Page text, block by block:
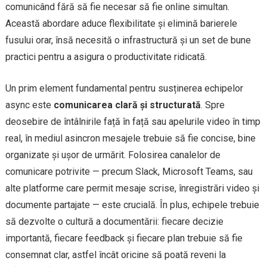
comunicând fără să fie necesar să fie online simultan.
Această abordare aduce flexibilitate și elimină barierele
fusului orar, însă necesită o infrastructură și un set de bune
practici pentru a asigura o productivitate ridicată.
Un prim element fundamental pentru susținerea echipelor
async este comunicarea clară și structurată. Spre
deosebire de întâlnirile față în față sau apelurile video în timp
real, în mediul asincron mesajele trebuie să fie concise, bine
organizate și ușor de urmărit. Folosirea canalelor de
comunicare potrivite — precum Slack, Microsoft Teams, sau
alte platforme care permit mesaje scrise, înregistrări video și
documente partajate — este crucială. În plus, echipele trebuie
să dezvolte o cultură a documentării: fiecare decizie
importantă, fiecare feedback și fiecare plan trebuie să fie
consemnat clar, astfel încât oricine să poată reveni la